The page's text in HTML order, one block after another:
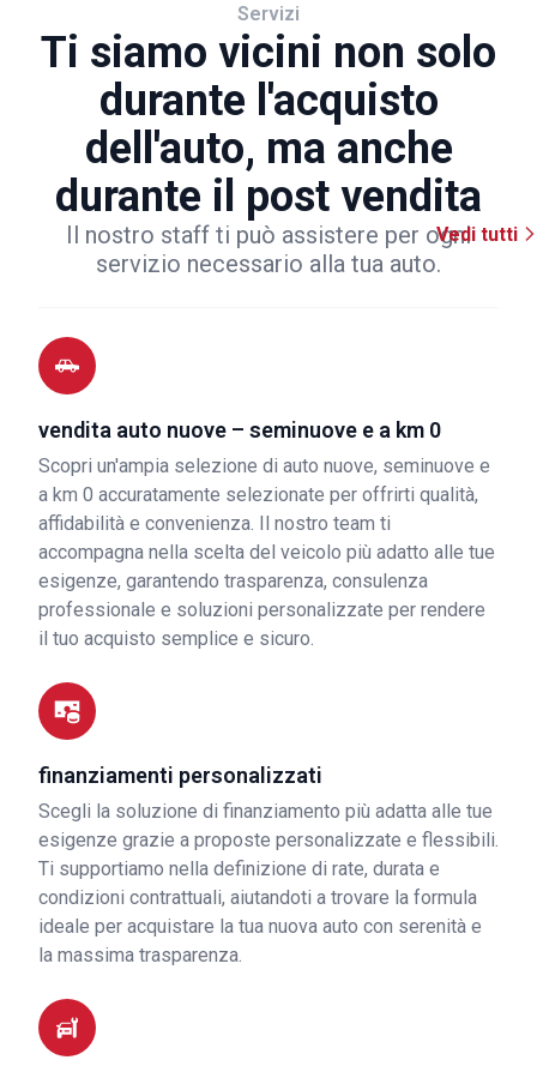
Servizi
Ti siamo vicini non solo
durante l'acquisto
dell'auto, ma anche
durante il post vendita
Il nostro staff ti può assistere per ogni
servizio necessario alla tua auto.
Vedi tutti
vendita auto nuove – seminuove e a km 0
Scopri un'ampia selezione di auto nuove, seminuove e
a km 0 accuratamente selezionate per offrirti qualità,
affidabilità e convenienza. Il nostro team ti
accompagna nella scelta del veicolo più adatto alle tue
esigenze, garantendo trasparenza, consulenza
professionale e soluzioni personalizzate per rendere
il tuo acquisto semplice e sicuro.
finanziamenti personalizzati
Scegli la soluzione di finanziamento più adatta alle tue
esigenze grazie a proposte personalizzate e flessibili.
Ti supportiamo nella definizione di rate, durata e
condizioni contrattuali, aiutandoti a trovare la formula
ideale per acquistare la tua nuova auto con serenità e
la massima trasparenza.